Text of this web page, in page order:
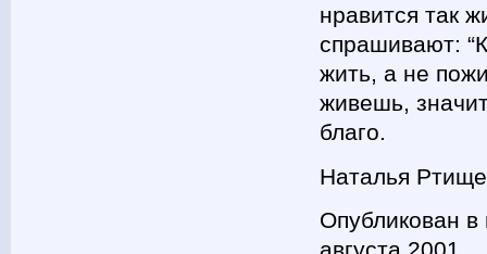
нравится так
спрашивают:
жить, а не
живешь,
благо.
Наталья
Опубликован